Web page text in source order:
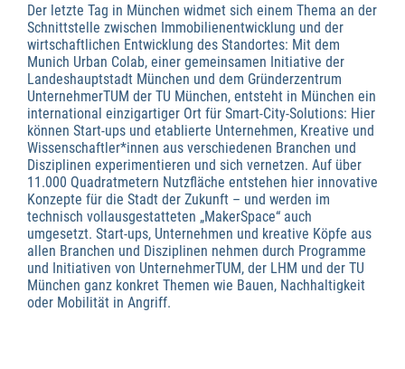
Der letzte Tag in München widmet sich einem Thema an der
Schnittstelle zwischen Immobilienentwicklung und der
wirtschaftlichen Entwicklung des Standortes: Mit dem
Munich Urban Colab, einer gemeinsamen Initiative der
Landeshauptstadt München und dem Gründerzentrum
UnternehmerTUM der TU München, entsteht in München ein
international einzigartiger Ort für Smart-City-Solutions: Hier
können Start-ups und etablierte Unternehmen, Kreative und
Wissenschaftler*innen aus verschiedenen Branchen und
Disziplinen experimentieren und sich vernetzen. Auf über
11.000 Quadratmetern Nutzfläche entstehen hier innovative
Konzepte für die Stadt der Zukunft – und werden im
technisch vollausgestatteten „MakerSpace“ auch
umgesetzt. Start-ups, Unternehmen und kreative Köpfe aus
allen Branchen und Disziplinen nehmen durch Programme
und Initiativen von UnternehmerTUM, der LHM und der TU
München ganz konkret Themen wie Bauen, Nachhaltigkeit
oder Mobilität in Angriff.